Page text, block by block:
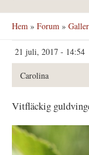
Hem » Forum »
21 juli, 2017 - 14:54
Carolina
Vitfläckig